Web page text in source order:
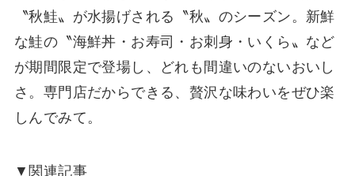
〝秋鮭〟が水揚げされる〝秋〟のシーズン。新鮮
な鮭の〝海鮮丼・お寿司・お刺身・いくら〟など
が期間限定で登場し、どれも間違いのないおいし
さ。専門店だからできる、贅沢な味わいをぜひ楽
しんでみて。
▼関連記事